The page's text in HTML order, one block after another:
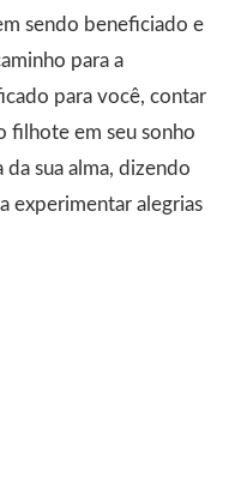
sendo beneficiado e
para a
para você, contar
filhote em seu sonho
sua alma, dizendo
experimentar alegrias